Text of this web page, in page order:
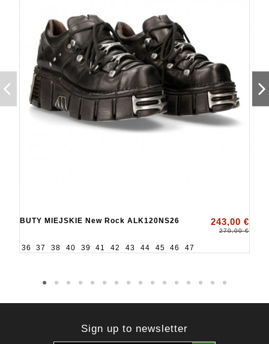
BUTY MIEJSKIE New Rock ALK120NS26 243,00 €
270,00 €
36 37 38 40 39 41 42 43 44 45 46 47
Sign up to newsletter